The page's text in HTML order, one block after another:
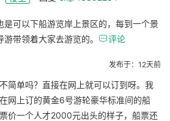
是可以下船游览岸上景区的，每到一个景
带领着大家去游览的。 评论
发布于：12天前
简单吗？直接在网上就可以订到呀。我
网上订的黄金6号游轮豪华标准间的船
价一个人才2000元出头的样子，船票还